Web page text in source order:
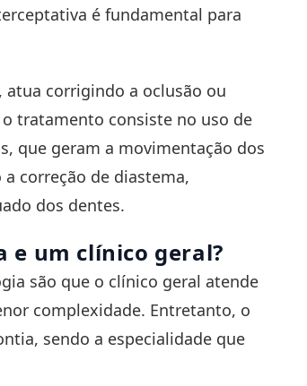
é fundamental para
corrigindo a oclusão ou
tratamento consiste no uso de
que geram a movimentação dos
correção de diastema,
dos dentes.
um clínico geral?
são que o clínico geral atende
complexidade. Entretanto, o
sendo a especialidade que